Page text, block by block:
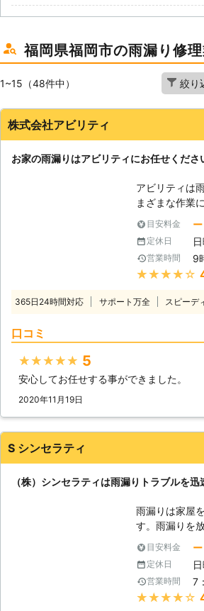
福岡県福岡市の雨漏り修
1~15（48件中） 絞り
株式会社アビリティ
お家の雨漏りはアビリティにお任せくださ
アビリティは
まざまな作業
だいておりま
発生する様々
に日々、努力
らのご依頼を
けるようにス
す。 【雨漏りについて】 住宅の雨漏
いと不快感も
るのが一番で
設置もお任せ
は、屋根の上
そういう場所
電の設置につ
いただけます
談頂ければ、
ていますので
目安料金 ー
定休日
営業時間 9
★★★★★
365日24時間対応 サポート万全 スピーデ
口コミ
★★★★★ 5
安心してお任せする事ができました。
2020年11月19日
S シンセラティ
（株）シンセラティは雨漏りトラブルを迅
雨漏りは家屋
す。雨漏りを
の発生が懸念
配されてしま
住宅トラブル
式会社シンセ
対応致します
目安料金 ー
定休日
営業時間 7
★★★★★